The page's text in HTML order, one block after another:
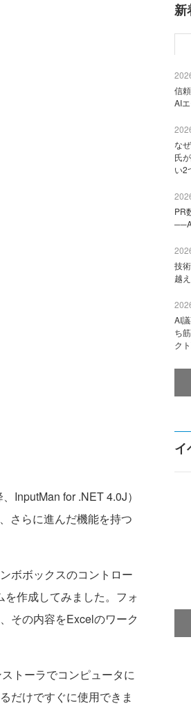
、InputMan for .NET 4.0J）
さらに進んだ機能を持つ
ボボックスのコントロー
作成してみました。フォ
その内容をExcelのワーク
トーラでコンピュータに
だけですぐに使用できま
新
信
AI
な
氏
い2
PR
技
越
AI
ち
ク
イ